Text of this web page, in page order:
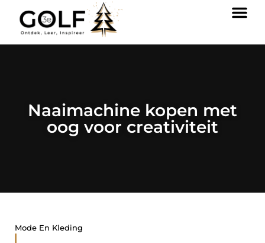
Naaimachine kopen met
oog voor creativiteit
Mode En Kleding